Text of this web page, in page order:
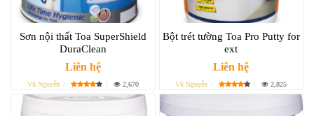
Sơn nội thất Toa SuperShield
DuraClean
Liên hệ
Vũ Nguyễn 2,670
Bột trét tường Toa Pro Putty for
ext
Liên hệ
Vũ Nguyễn 2,825